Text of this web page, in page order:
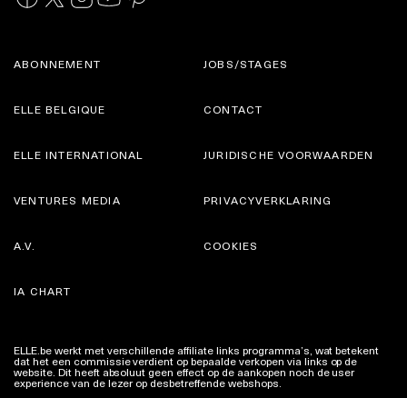
ABONNEMENT
ELLE BELGIQUE
JOBS/STAGES
CONTACT
ELLE INTERNATIONAL
VENTURES MEDIA
JURIDISCHE VOORWAARDEN
PRIVACYVERKLARING
A.V.
IA CHART
COOKIES
ELLE.be werkt met verschillende affiliate links programma’s, wat betekent
dat het een commissie verdient op bepaalde verkopen via links op de
website. Dit heeft absoluut geen effect op de aankopen noch de user
experience van de lezer op desbetreffende webshops.